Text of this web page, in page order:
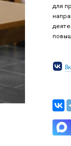
для